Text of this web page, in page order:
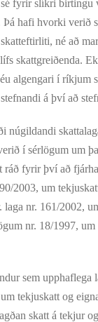
fyrir slíkri birtingu
hafi hvorki
né að
skattgreiðenda.
algengari í ríkjum
á því að
í sérlögum um
fyrir því að
2003, um
laga nr. 161/2002,
nr. 18/1997,
sem upphaflega
tekjuskatt og
skatt á tekjur